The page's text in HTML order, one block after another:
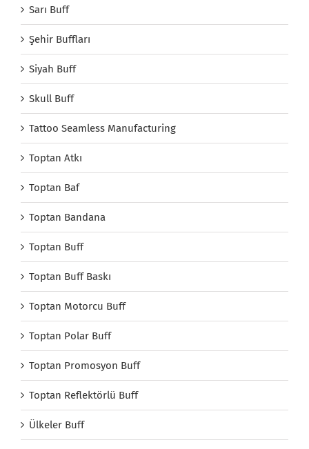
Sarı Buff
Şehir Buffları
Siyah Buff
Skull Buff
Tattoo Seamless Manufacturing
Toptan Atkı
Toptan Baf
Toptan Bandana
Toptan Buff
Toptan Buff Baskı
Toptan Motorcu Buff
Toptan Polar Buff
Toptan Promosyon Buff
Toptan Reflektörlü Buff
Ülkeler Buff